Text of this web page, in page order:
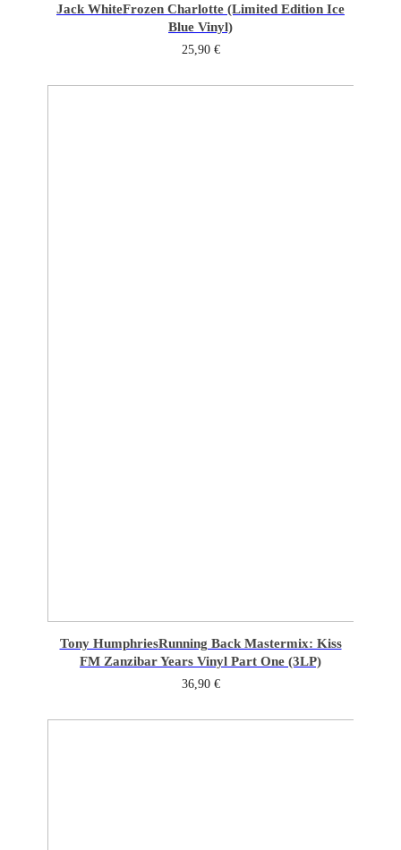
Jack WhiteFrozen Charlotte (Limited Edition Ice
Blue Vinyl)
25,90 €
Tony HumphriesRunning Back Mastermix: Kiss
FM Zanzibar Years Vinyl Part One (3LP)
36,90 €